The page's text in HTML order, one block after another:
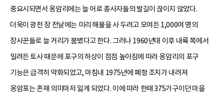
중요시되면서 옹암리에는 늘 어로 종사자들의 발길이 끊이지 않았다.
더욱이 광천 장 전날에는 미리 해물을 사 두려고 모여든 1,000여 명의
장사꾼들로 늘 거리가 붐볐다고 한다. 그러나 1960년대 이후 내륙 쪽에서
밀려든 토사 때문에 포구의 하상이 점점 높아짐에 따라 옹암리의 포구
기능은 급격히 약화되었고, 마침내 1975년에 폐항 조치가 내려져
옹암포는 존재 의미마저 잃게 되었다. 이에 따라 한때 375가구이던 마을